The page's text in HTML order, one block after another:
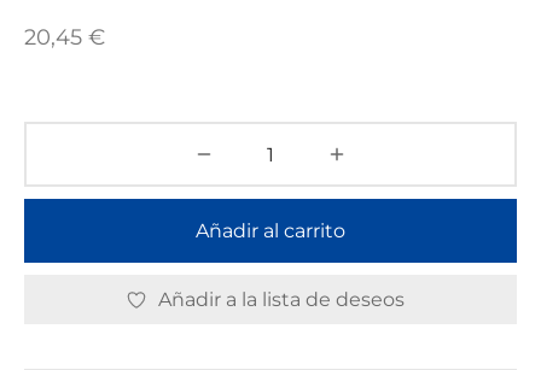
20,45 €
Añadir al carrito
Añadir a la lista de deseos